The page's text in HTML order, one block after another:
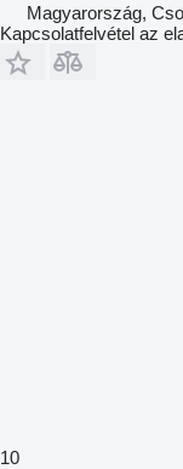
Magyarország,
Kapcsolatfelvétel az
10